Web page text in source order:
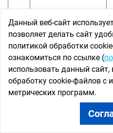
Данный веб-сайт
позволяет делать сайт
политикой обработки
ознакомиться по ссылке (
использовать данный сайт,
обработку cookie-файлов с
метрических программ.